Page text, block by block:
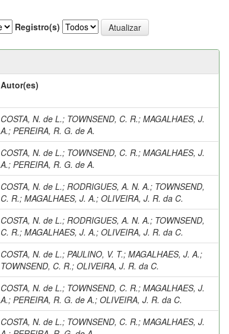
Registro(s)
Autor(es)
COSTA, N. de L.; TOWNSEND, C. R.;MAGALHAES, J.
A.;PEREIRA, R. G. de A.
COSTA, N. de L.; TOWNSEND, C. R.;MAGALHAES, J.
A.;PEREIRA, R. G. de A.
COSTA, N. de L.; RODRIGUES, A. N. A.; TOWNSEND,
C. R.;MAGALHAES, J. A.;OLIVEIRA, J. R. da C.
COSTA, N. de L.; RODRIGUES, A. N. A.; TOWNSEND,
C. R.;MAGALHAES, J. A.;OLIVEIRA, J. R. da C.
COSTA, N. de L.;PAULINO, V. T.;MAGALHAES, J. A.;
TOWNSEND, C. R.;OLIVEIRA, J. R. da C.
COSTA, N. de L.; TOWNSEND, C. R.;MAGALHAES, J.
A.;PEREIRA, R. G. de A.;OLIVEIRA, J. R. da C.
COSTA, N. de L.; TOWNSEND, C. R.;MAGALHAES, J.